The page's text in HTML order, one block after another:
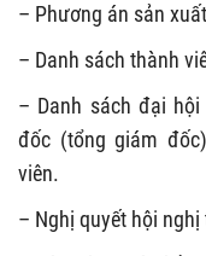
– Phương án sản
– Danh sách thành
– Danh sách đại
đốc (tổng giám
viên.
– Nghị quyết hội